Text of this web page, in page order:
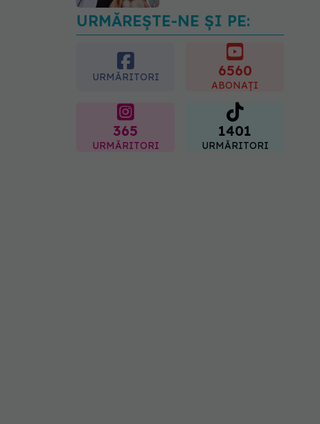
Microplasticele pot
traversa bariera
placentară și modifica
08.08.2026, 18:00
URMĂREȘTE-NE ȘI PE:
URMĂRITORI 6560
ABONAȚI
365
URMĂRITORI
1401
URMĂRITORI